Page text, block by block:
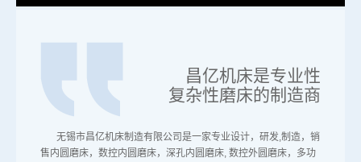
昌亿机床是专业性
复杂性磨床的制造商
无锡市昌亿机床制造有限公司是一家专业设计，研发,制造，销
售内圆磨床，数控内圆磨床，深孔内圆磨床, 数控外圆磨床，多功